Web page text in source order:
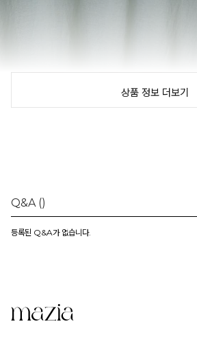
상품 정보 더보기
Q&A ()
등록된 Q&A가 없습니다.